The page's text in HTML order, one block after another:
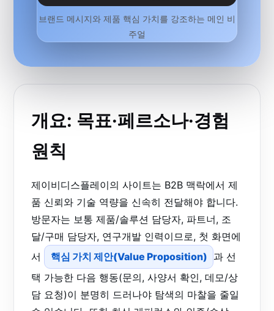
브랜드 메시지와 제품 핵심 가치를 강조하는 메인 비
주얼
개요: 목표·페르소나·경험
원칙
제이비디스플레이의 사이트는 B2B 맥락에서 제
품 신뢰와 기술 역량을 신속히 전달해야 합니다.
방문자는 보통 제품/솔루션 담당자, 파트너, 조
달/구매 담당자, 연구개발 인력이므로, 첫 화면에
서
핵심 가치 제안(Value Proposition) 과 선
택 가능한 다음 행동(문의, 사양서 확인, 데모/상
담 요청)이 분명히 드러나야 탐색의 마찰을 줄일